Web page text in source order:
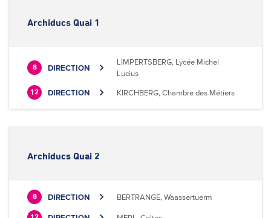
Archiducs Quai 1
8 DIRECTION
LIMPERTSBERG, Lycée Michel
Lucius
12 DIRECTION KIRCHBERG, Chambre des Métiers
Archiducs Quai 2
8 DIRECTION BERTRANGE, Waassertuerm